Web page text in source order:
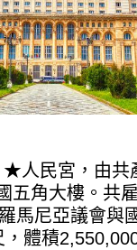
人民宮，由共
五角大樓。共
馬尼亞議會與
體積